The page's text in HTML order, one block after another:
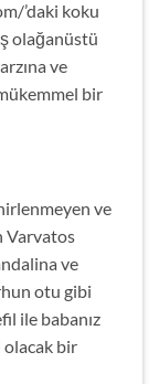
’daki koku
olağanüstü
ve
bir
ve
Varvatos
ve
otu gibi
ile babanız
olacak bir